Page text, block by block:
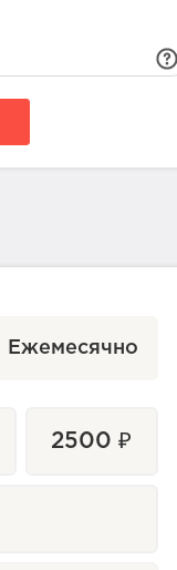
Ежемесячно
2500 ₽